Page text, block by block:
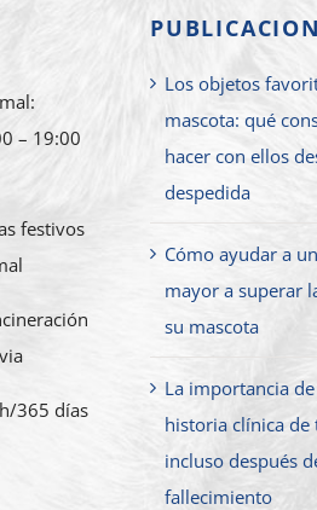
– 19:00
festivos
365 días
Los objetos
mascota: qué
hacer con ellos
despedida
Cómo ayudar a
mayor a superar
su mascota
La importancia
historia clínica de
incluso después
fallecimiento